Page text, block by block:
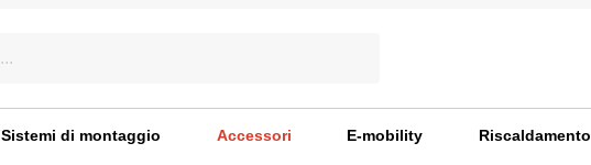
Sistemi di montaggio Accessori E-mobility Riscaldamento